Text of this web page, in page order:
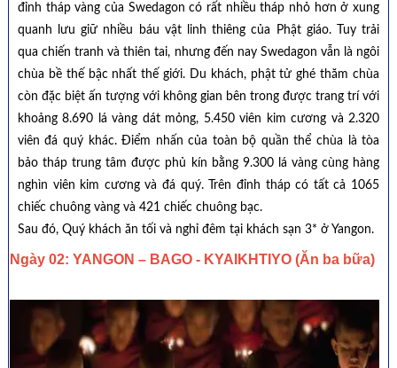
đỉnh tháp vàng của Swedagon có rất nhiều tháp nhỏ hơn ở xung
quanh lưu giữ nhiều báu vật linh thiêng của Phật giáo. Tuy trải
qua chiến tranh và thiên tai, nhưng đến nay Swedagon vẫn là ngôi
chùa bề thế bậc nhất thế giới. Du khách, phật tử ghé thăm chùa
còn đặc biệt ấn tượng với không gian bên trong được trang trí với
khoảng 8.690 lá vàng dát mỏng, 5.450 viên kim cương và 2.320
viên đá quý khác. Điểm nhấn của toàn bộ quần thể chùa là tòa
bảo tháp trung tâm được phủ kín bằng 9.300 lá vàng cùng hàng
nghìn viên kim cương và đá quý. Trên đỉnh tháp có tất cả 1065
chiếc chuông vàng và 421 chiếc chuông bạc.
Sau đó, Quý khách ăn tối và nghỉ đêm tại khách sạn 3* ở Yangon.
Ngày 02: YANGON – BAGO - KYAIKHTIYO (Ăn ba bữa)